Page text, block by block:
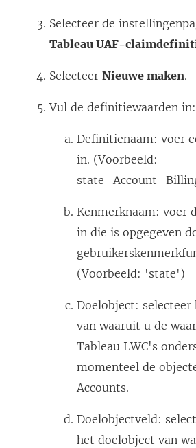
Selecteer de
Tableau UAF-
Selecteer Nieuwe maken.
Vul de definitiewaarden in:
Definitienaam: voer
in. (Voorbeeld:
Kenmerknaam: voer
in die is opgegeven
(Voorbeeld: 'state')
Doelobject: selecteer
van waaruit u de
Tableau LWC's
momenteel de
Accounts.
Doelobjectveld:
het doelobject van